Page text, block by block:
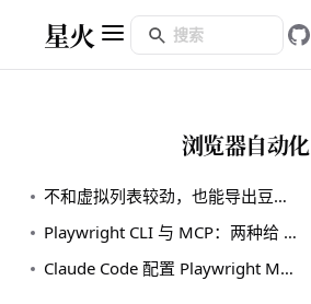
星火
浏览器自动化
不和虚拟列表较劲，也能导出豆包长对话
Playwright CLI 与 MCP：两种给 AI 看世界的方式
Claude Code 配置 Playwright MCP 浏览器自动化踩坑记录